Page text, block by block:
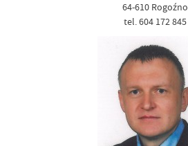
64-610 Rogoźno
tel. 604 172 845